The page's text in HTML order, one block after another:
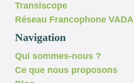
Transiscope
Réseau Francophone VADA
Navigation
Qui sommes-nous ?
Ce que nous proposons